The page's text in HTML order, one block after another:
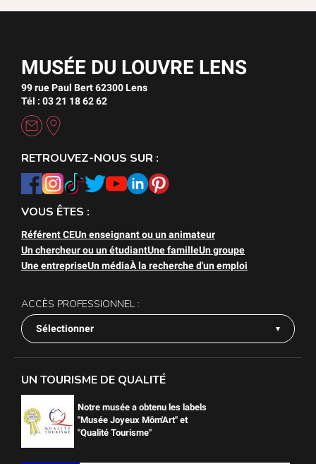
MUSÉE DU LOUVRE LENS
99 rue Paul Bert 62300 Lens
Tél : 03 21 18 62 62
RETROUVEZ-NOUS SUR :
VOUS ÊTES :
Référent CEUn enseignant ou un animateur
Un chercheur ou un étudiantUne familleUn groupe
Une entrepriseUn médiaÀ la recherche d'un emploi
ACCÈS PROFESSIONNEL :
Sélectionner
UN TOURISME DE QUALITÉ
Notre musée a obtenu les labels
"Musée Joyeux Môm'Art" et
"Qualité Tourisme"